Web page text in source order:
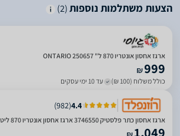
הצעות משתלמות נוספות(2)
ארגז אחסון אונטריו 870 ל" ONTARIO 250657
₪999
כולל משלוח (100 ₪) עד 10 ימי עסקים
4.4
(
982
)
‏ארגז אחסון ‏כתר פלסטיק 3746550 ארגז אחסון אונטריו 870 ליטר 250657
1,049